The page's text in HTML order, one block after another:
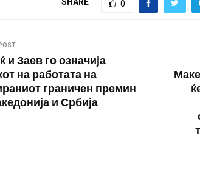
SHARE 0
и Заев го означија
на работата на
граничен премин
и Србија